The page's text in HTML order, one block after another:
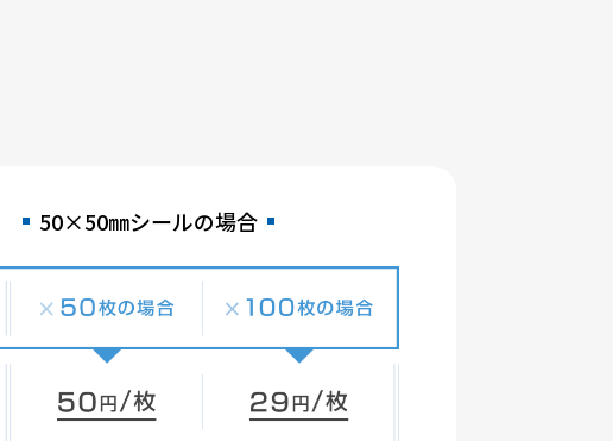
50×50㎜シールの場合